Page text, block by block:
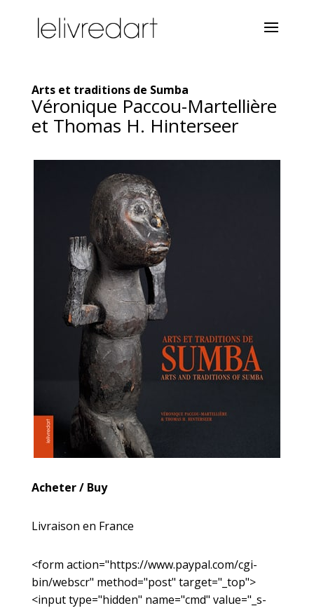
Arts et traditions de Sumba
Véronique Paccou-Martellière
et Thomas H. Hinterseer
Acheter / Buy
Livraison en France
<form action="https://www.paypal.com/cgi-
bin/webscr" method="post" target="_top">
<input type="hidden" name="cmd" value="_s-